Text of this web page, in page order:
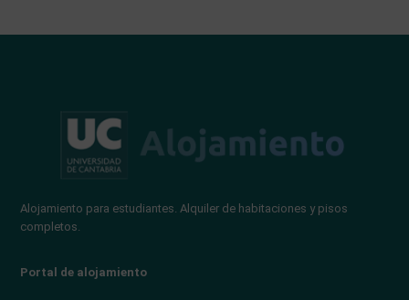
Alojamiento para estudiantes. Alquiler de habitaciones y pisos
completos.
Portal de alojamiento